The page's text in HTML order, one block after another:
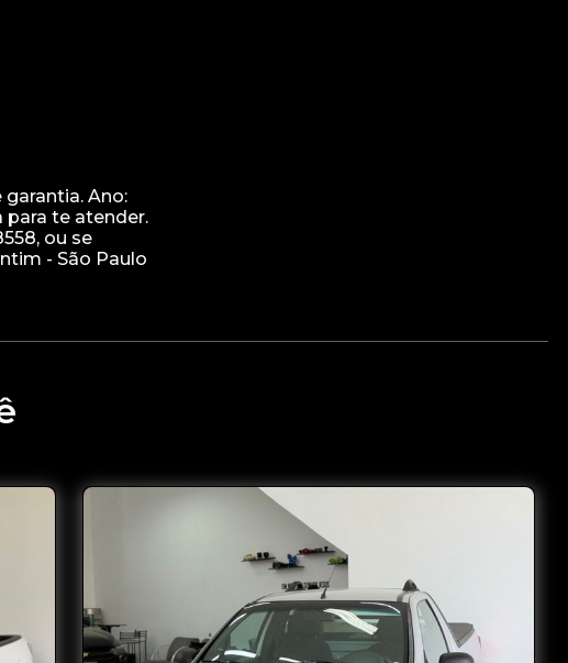
Ano:
te atender.
ou se
- São Paulo